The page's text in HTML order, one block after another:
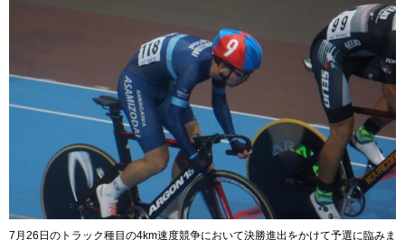
7月26日のトラック種目の4km速度競争において決勝進出をかけて予選に臨みま